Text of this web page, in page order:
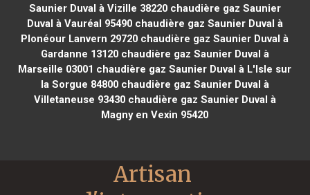
Saunier Duval à Vizille 38220chaudière gaz Saunier
Duval à Vauréal 95490chaudière gaz Saunier Duval à
Plonéour Lanvern 29720 chaudière gaz Saunier Duval à
Gardanne 13120chaudière gaz Saunier Duval à
Marseille 03001 chaudière gaz Saunier Duval à L'Isle sur
la Sorgue 84800chaudière gaz Saunier Duval à
Villetaneuse 93430chaudière gaz Saunier Duval à
Magny en Vexin 95420
Artisan